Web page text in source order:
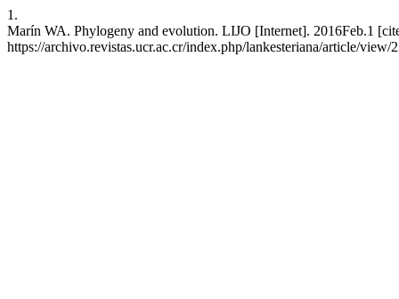
1.
Marín WA. Phylogeny and evolution. LIJO [Internet]. 2016Feb.1
https://archivo.revistas.ucr.ac.cr/index.php/lankesteriana/article/view/